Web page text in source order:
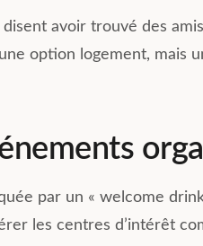
avoir trouvé des
option logement, mais
par un « welcome
les centres d’intérêt